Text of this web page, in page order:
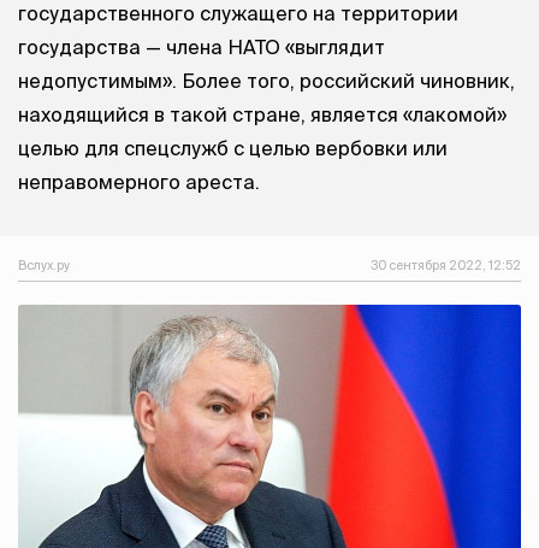
государственного служащего на территории
государства — члена НАТО «выглядит
недопустимым». Более того, российский чиновник,
находящийся в такой стране, является «лакомой»
целью для спецслужб с целью вербовки или
неправомерного ареста.
Вслух.ру 30 сентября 2022, 12:52